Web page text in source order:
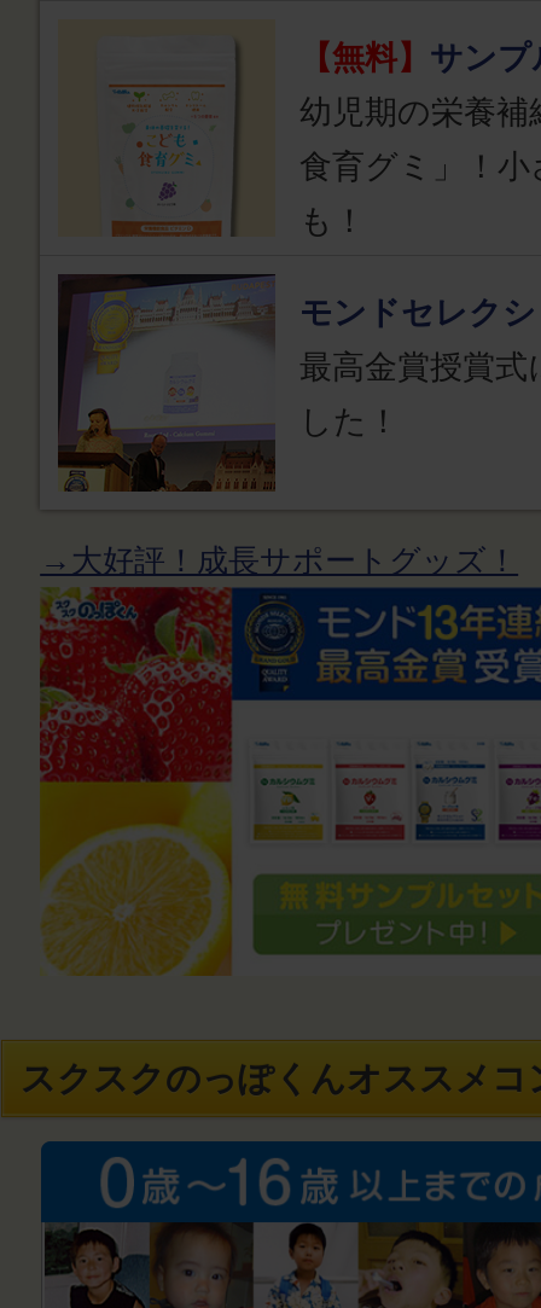
【無料】 サンプ
幼児期の栄養
食育グミ」！
も！
モンドセレク
最高金賞授賞
した！
→大好評！成長サポートグッズ！
スクスクのっぽくんオススメコ